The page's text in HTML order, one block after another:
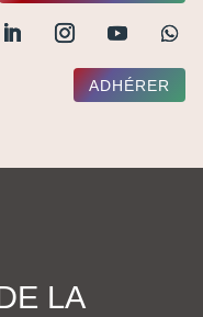
ADHÉRER
LA